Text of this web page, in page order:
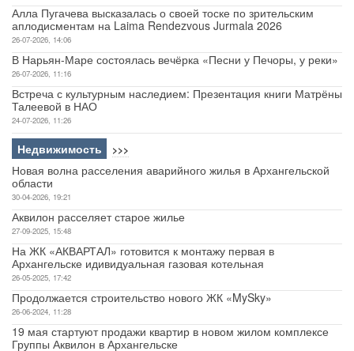
Алла Пугачева высказалась о своей тоске по зрительским
аплодисментам на Laima Rendezvous Jurmala 2026
26-07-2026, 14:06
В Нарьян-Маре состоялась вечёрка «Песни у Печоры, у реки»
26-07-2026, 11:16
Встреча с культурным наследием: Презентация книги Матрёны
Талеевой в НАО
24-07-2026, 11:26
Недвижимость >>>
Новая волна расселения аварийного жилья в Архангельской
области
30-04-2026, 19:21
Аквилон расселяет старое жилье
27-09-2025, 15:48
На ЖК «АКВАРТАЛ» готовится к монтажу первая в
Архангельске идивидуальная газовая котельная
26-05-2025, 17:42
Продолжается строительство нового ЖК «MySky»
26-06-2024, 11:28
19 мая стартуют продажи квартир в новом жилом комплексе
Группы Аквилон в Архангельске